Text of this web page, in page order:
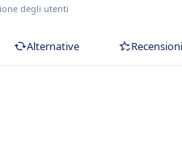
degli utenti
Alternative Recensioni